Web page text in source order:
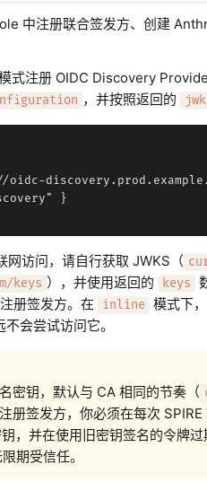
中注册联合签发方、创建
式注册 OIDC Discovery
，并按照返回的
oidc-
}
网访问，请自行获取 JWKS（
keys ），并使用返回的 keys
注册签发方。在 inline 模式下，
会尝试访问它。
密钥，默认与 CA 相同的节奏（
册签发方，你必须在每次
，并在使用旧密钥签名的令牌过
期受信任。